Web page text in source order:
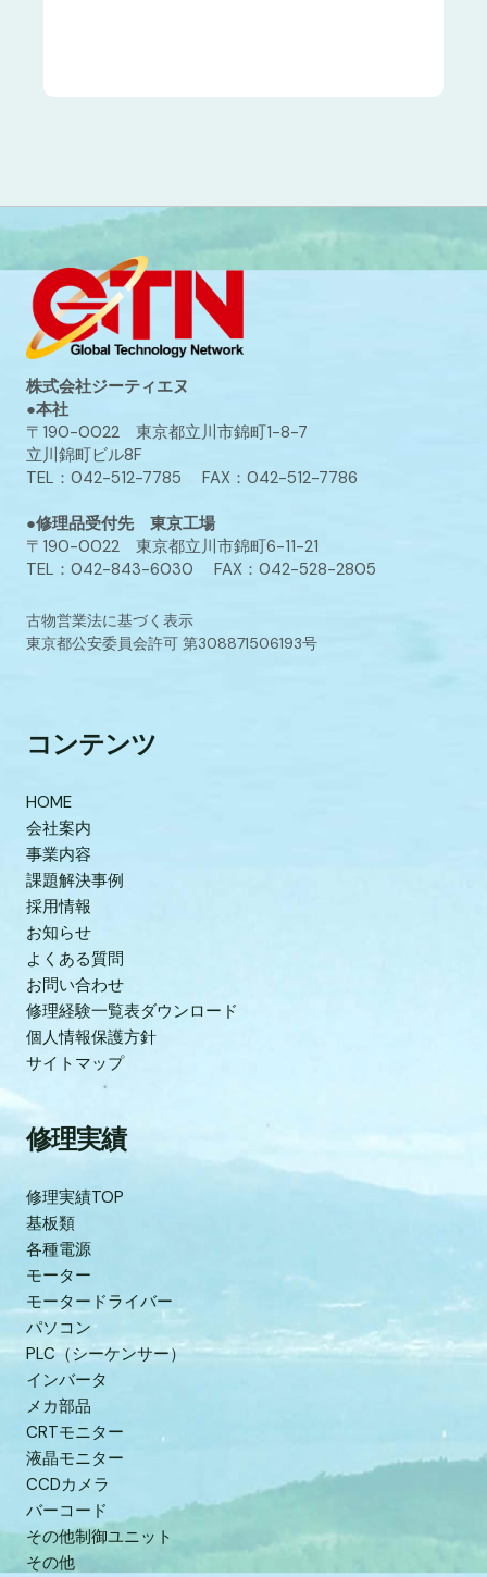
株式会社ジーティエヌ
●本社
〒190-0022 東京都立川市錦町1-8-7
立川錦町ビル8F
TEL：042-512-7785 FAX：042-512-7786
●修理品受付先 東京工場
〒190-0022 東京都立川市錦町6-11-21
TEL：042-843-6030 FAX：042-528-2805
古物営業法に基づく表示
東京都公安委員会許可 第308871506193号
コンテンツ
HOME
会社案内
事業内容
課題解決事例
採用情報
お知らせ
よくある質問
お問い合わせ
修理経験一覧表ダウンロード
個人情報保護方針
サイトマップ
修理実績
修理実績TOP
基板類
各種電源
モーター
モータードライバー
パソコン
PLC（シーケンサー）
インバータ
メカ部品
CRTモニター
液晶モニター
CCDカメラ
バーコード
その他制御ユニット
その他